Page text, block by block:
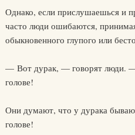
Однако, если прислушаешься и
часто люди ошибаются,
обыкновенного глупого или
— Вот дурак, — говорят люди. —
голове!
Они думают, что у дурака
голове!